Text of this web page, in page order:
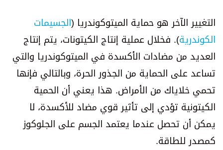
التغيير الآخر هو حماية الميتوكوندريا (الجسيمات
الكوندرية). فخلال عملية إنتاج الكيتونات، يتم إنتاج
العديد من مضادات الأكسدة في الميتوكوندريا والتي
تساعد على الحماية من الجذور الحرة، وبالتالي فإنها
تحمي خلاياك من الأمراض. هذا يعني أن الحمية
الكيتونية تؤدي إلى تأثير قوي مضاد للأكسدة، لا
يمكن أن تحصل عندما يعتمد الجسم على الجلوكوز
كمصدر للطاقة.